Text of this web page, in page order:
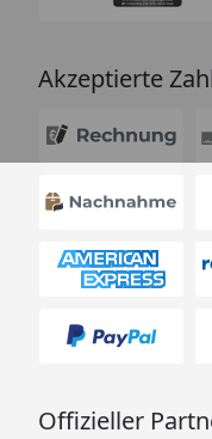
Akzeptierte
Offizieller